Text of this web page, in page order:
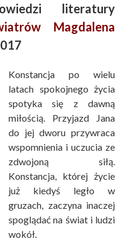
literatury
Magdalena
Konstancja po wielu
latach spokojnego życia
spotyka się z dawną
miłością. Przyjazd Jana
do jej dworu przywraca
wspomnienia i uczucia ze
zdwojoną siłą.
Konstancja, której życie
już kiedyś legło w
gruzach, zaczyna inaczej
spoglądać na świat i ludzi
wokół.